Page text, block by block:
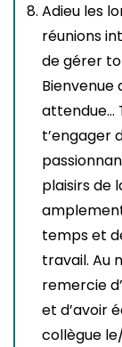
Adieu les
réunions
de gérer
attendue…
t’engager
plaisirs de
temps et
travail. Au
remercie
et d’avoir
collègue